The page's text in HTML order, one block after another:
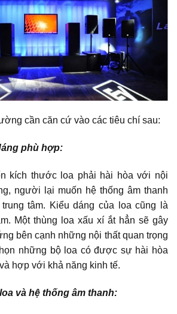
cần căn cứ vào các tiêu chí sau:
phù hợp:
kích thước loa phải hài hòa với nội
người lại muốn hệ thống âm thanh
tâm. Kiểu dáng của loa cũng là
Một thùng loa xấu xí ắt hẳn sẽ gây
bên cạnh những nội thất quan trọng
những bộ loa có được sự hài hòa
hợp với khả năng kinh tế.
và hệ thống âm thanh: